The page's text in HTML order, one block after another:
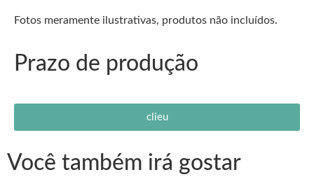
Fotos meramente ilustrativas, produtos não incluídos.
Prazo de produção
clieu
Você também irá gostar